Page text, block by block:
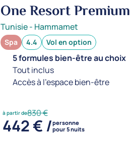
One Resort Premium
Tunisie- Hammamet
Spa 4.4 Vol en option
5 formules bien-être au choix
Tout inclus
Accès à l'espace bien-être
à partir de830 €
442 € /personne
pour 5 nuits